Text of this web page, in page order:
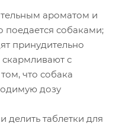
ароматом и
поедается собаками;
принудительно
скармливают с
что собака
дозу
делить таблетки для